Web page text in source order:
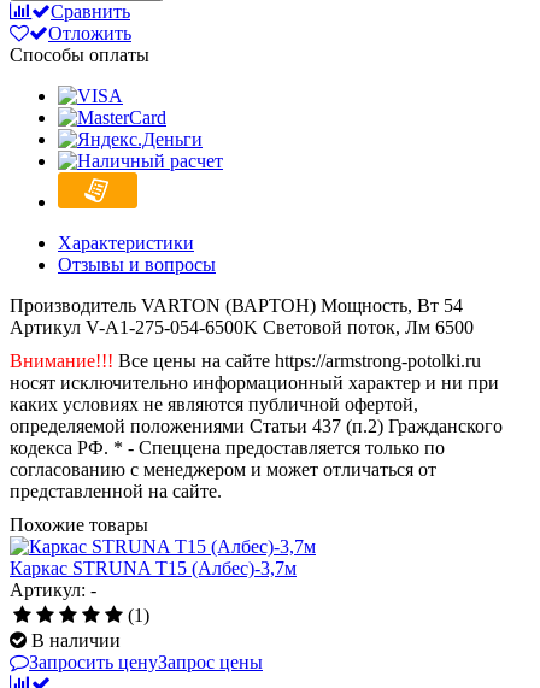
Сравнить
Отложить
Способы оплаты
Характеристики
Отзывы и вопросы
Производитель VARTON (ВАРТОН) Мощность, Вт 54
Артикул V-А1-275-054-6500K Световой поток, Лм 6500
Внимание!!! Все цены на сайте https://armstrong-potolki.ru
носят исключительно информационный характер и ни при
каких условиях не являются публичной офертой,
определяемой положениями Статьи 437 (п.2) Гражданского
кодекса РФ. * - Спеццена предоставляется только по
согласованию с менеджером и может отличаться от
представленной на сайте.
Похожие товары
Каркас STRUNA Т15 (Албес)-3,7м
Артикул: -
(1)
В наличии
Запросить ценуЗапрос цены